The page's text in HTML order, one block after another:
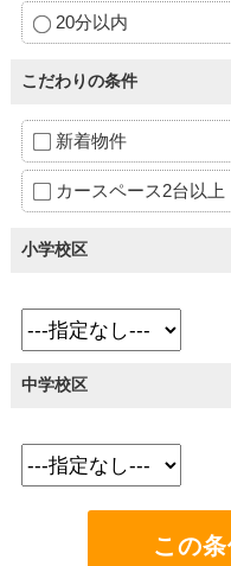
20分以内
こだわりの条件
新着物件
カースペース2台以上
小学校区
中学校区